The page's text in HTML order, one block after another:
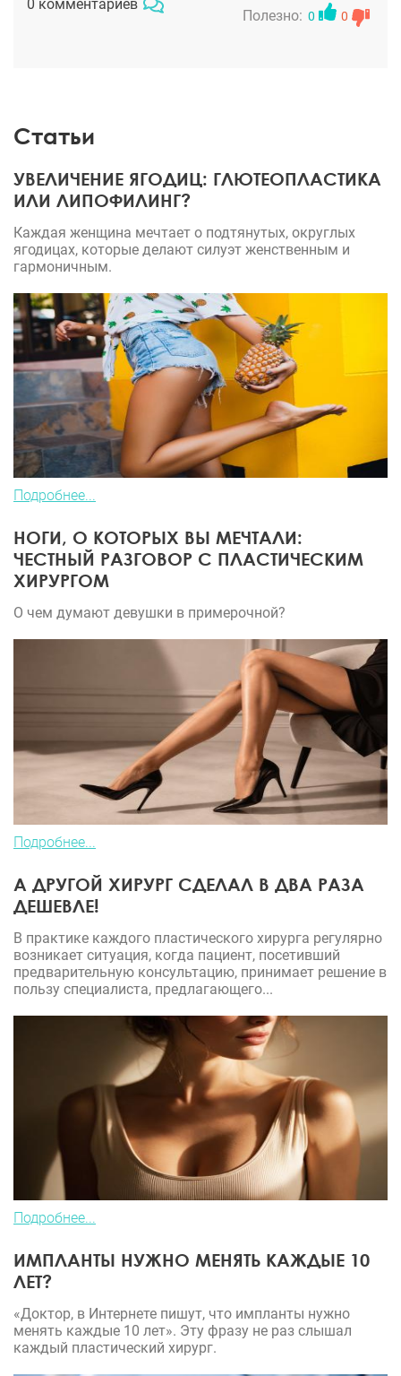
0 комментариев
Полезно: 0 0
Статьи
УВЕЛИЧЕНИЕ ЯГОДИЦ: ГЛЮТЕОПЛАСТИКА
ИЛИ ЛИПОФИЛИНГ?
Каждая женщина мечтает о подтянутых, округлых
ягодицах, которые делают силуэт женственным и
гармоничным.
Подробнее...
НОГИ, О КОТОРЫХ ВЫ МЕЧТАЛИ:
ЧЕСТНЫЙ РАЗГОВОР С ПЛАСТИЧЕСКИМ
ХИРУРГОМ
О чем думают девушки в примерочной?
Подробнее...
А ДРУГОЙ ХИРУРГ СДЕЛАЛ В ДВА РАЗА
ДЕШЕВЛЕ!
В практике каждого пластического хирурга регулярно
возникает ситуация, когда пациент, посетивший
предварительную консультацию, принимает решение в
пользу специалиста, предлагающего...
Подробнее...
ИМПЛАНТЫ НУЖНО МЕНЯТЬ КАЖДЫЕ 10
ЛЕТ?
«Доктор, в Интернете пишут, что импланты нужно
менять каждые 10 лет». Эту фразу не раз слышал
каждый пластический хирург.